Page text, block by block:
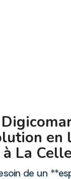
en
La
de un